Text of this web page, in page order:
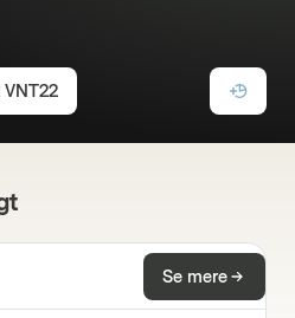
VNT22
Se mere